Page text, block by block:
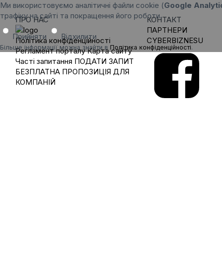
Ми використовуємо аналітичні файли cookie (Google
трафіку на сайті та покращення його роботи.
Прийняти Відхилити
Більше інформації можна знайти в Політика конфіденційності.
ПРО НАС
Політика конфіденційності
Регламент порталу Карта сайту
Часті запитання ПОДАТИ ЗАПИТ
БЕЗПЛАТНА ПРОПОЗИЦІЯ ДЛЯ
КОМПАНІЙ
КОНТАКТ
ПАРТНЕРИ
CYBERBIZNESU